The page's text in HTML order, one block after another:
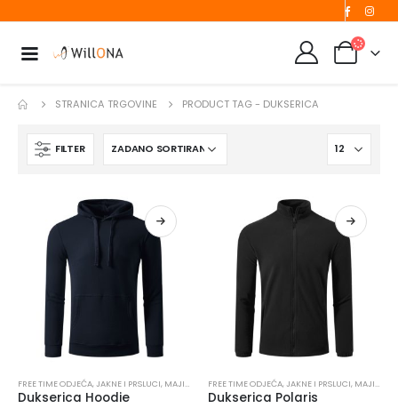
STRANICA TRGOVINE PRODUCT TAG - DUKSERICA
FILTER
FREE TIME ODJEĆA,JAKNE I PRSLUCI, MAJICE I DUKSERICE ,MAJICE I DUKSERICE,RADNA
Dukserica Hoodie
FREE TIME ODJEĆA,JAKNE I PRSLUCI, MAJICE I DUKSERICE
Dukserica Polaris